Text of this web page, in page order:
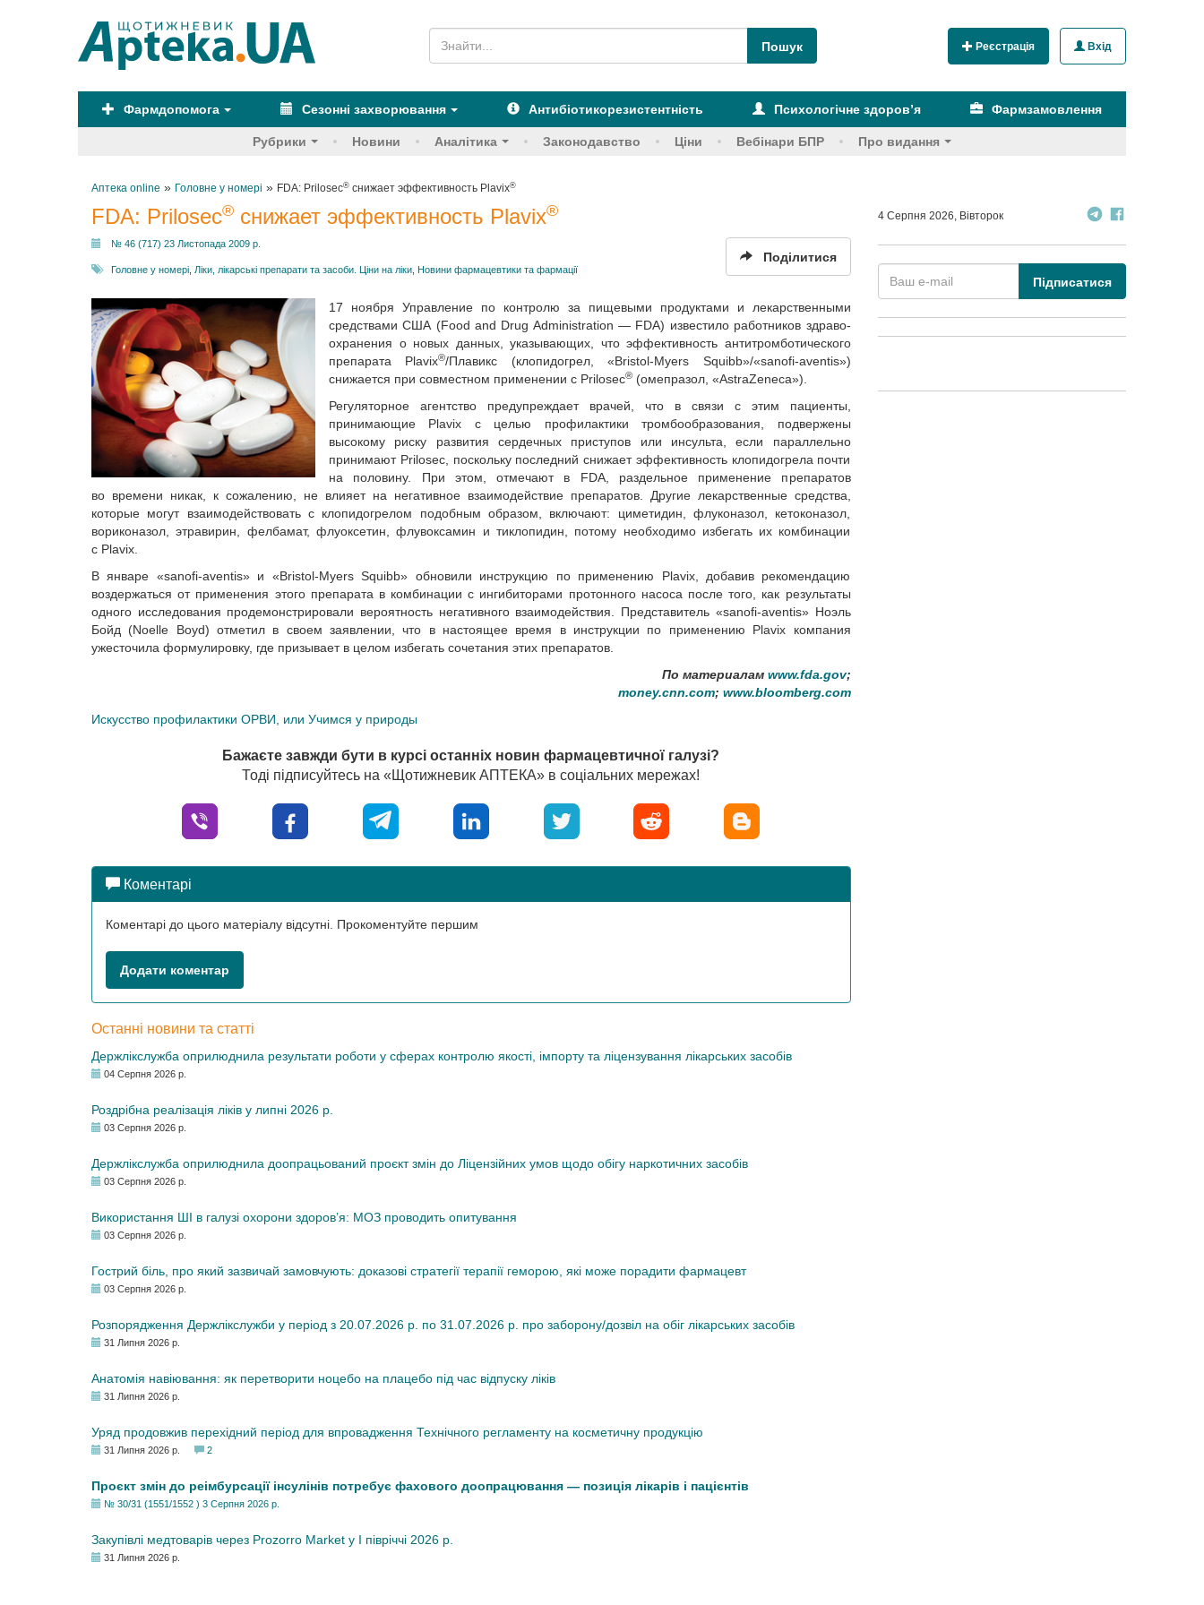
Реєстрація Вхід
Фармдопомога Сезонні захворювання Антибіотикорезистентність Психологічне здоров’я Фармзамовлення
Рубрики Новини Аналітика Законодавство Ціни Вебінари БПР Про видання
Аптека online » Головне у номері » FDA: Prilosec® снижает эффективность Plavix®
FDA: Prilosec® снижает эффективность Plavix®
№ 46 (717) 23 Листопада 2009 р.
Головне у номері Ліки, лікарські препарати та засоби. Ціни на ліки Новини фармацевтики та фармації
Поділитися
17 ноября Управление по контрол­ю за пищевыми продуктами и лекарственными
средствами США (Food and Drug Administration — FDA) известило работников здраво­
охранения о новых данных, указываю­щих, что эффективность антитромботического
препарата Plavix®/Плавикс (клопидогрел, «Bristol-Myers Squibb»/«sanofi-aventis»)
снижается при совместном применении с Prilosec® (омепразол, «AstraZeneca»).
Регуляторное агентство предупреждает врачей, что в связи с этим пациенты,
принимающие Plavix с целью профилактики тромбо­образования, подвержены
высокому риску развития сердечных приступов или инсульта, если параллельно
принимают Prilosec, поскольку последний снижает эффективность клопидогрела почти
на половину. При этом, отмечают в FDA, раздельное применение препаратов
во времени никак, к сожалению, не влияет на негативное взаимодействие препаратов. Другие лекарственные средства,
которые могут взаимодействовать с клопидогрелом подобным образом, включают: циметидин, флуконазол, кетоконазол,
вориконазол, этравирин, фелбамат, флуоксетин, флувоксамин и тиклопидин, потому необходимо избегать их комбинации
с Plavix.
В январе «sanofi-aventis» и «Bristol-Myers Squibb» обновили инструкцию по применению Plavix, добавив рекомендацию
воздержаться от применения этого препарата в комбинации с ингибиторами протон­ного насоса после того, как результаты
одного исследования продемонстрировали вероятность негативного взаимодействия. Представитель «sanofi-aventis» Ноэль
Бойд (Noelle Boyd) отметил в своем заявлении, что в настоящее время в инструкции по применению Plavix компания
ужесточила формулировку, где призывает в целом избегать сочетания этих препаратов.
По материалам www.fda.gov;
money.cnn.com; www.bloomberg.com
Искусство профилактики ОРВИ, или Учимся у природы
Бажаєте завжди бути в курсі останніх новин фармацевтичної галузі?
Тоді підписуйтесь на «Щотижневик АПТЕКА» в соціальних мережах!
Коментарі
Коментарі до цього матеріалу відсутні. Прокоментуйте першим
Додати коментар
Останні новини та статті
Держлікслужба оприлюднила результати роботи у сферах контролю якості, імпорту та ліцензування лікарських засобів
04 Серпня 2026 р.
Роздрібна реалізація ліків у липні 2026 р.
03 Серпня 2026 р.
Держлікслужба оприлюднила доопрацьований проєкт змін до Ліцензійних умов щодо обігу наркотичних засобів
03 Серпня 2026 р.
Використання ШІ в галузі охорони здоров’я: МОЗ проводить опитування
03 Серпня 2026 р.
Гострий біль, про який зазвичай замовчують: доказові стратегії терапії геморою, які може порадити фармацевт
03 Серпня 2026 р.
Розпорядження Держлікслужби у період з 20.07.2026 р. по 31.07.2026 р. про заборону/дозвіл на обіг лікарських засобів
31 Липня 2026 р.
Анатомія навіювання: як перетворити ноцебо на плацебо під час відпуску ліків
31 Липня 2026 р.
Уряд продовжив перехідний період для впровадження Технічного регламенту на косметичну продукцію
31 Липня 2026 р. 2
Проєкт змін до реімбурсації інсулінів потребує фахового доопрацювання — позиція лікарів і пацієнтів
№ 30/31 (1551/1552 ) 3 Серпня 2026 р.
Закупівлі медтоварів через Prozorro Market у I півріччі 2026 р.
31 Липня 2026 р.
4 Серпня 2026, Вівторок
Підписатися